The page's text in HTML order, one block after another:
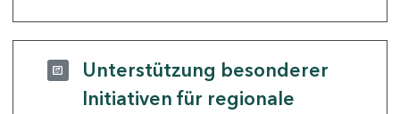
Unterstützung besonderer
Initiativen für regionale